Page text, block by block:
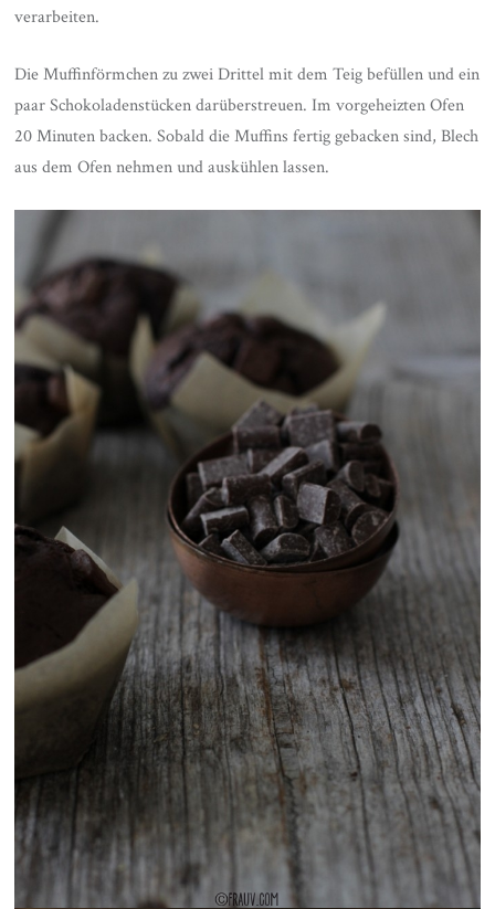
verarbeiten.
Die Muffinförmchen zu zwei Drittel mit dem Teig befüllen und ein
paar Schokoladenstücken darüberstreuen. Im vorgeheizten Ofen
20 Minuten backen. Sobald die Muffins fertig gebacken sind, Blech
aus dem Ofen nehmen und auskühlen lassen.